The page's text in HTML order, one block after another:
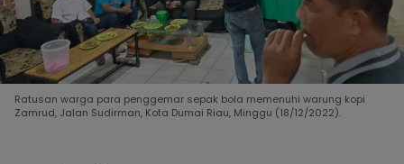
Ratusan warga para penggemar sepak bola memenuhi warung kopi
Zamrud, Jalan Sudirman, Kota Dumai Riau, Minggu (18/12/2022).